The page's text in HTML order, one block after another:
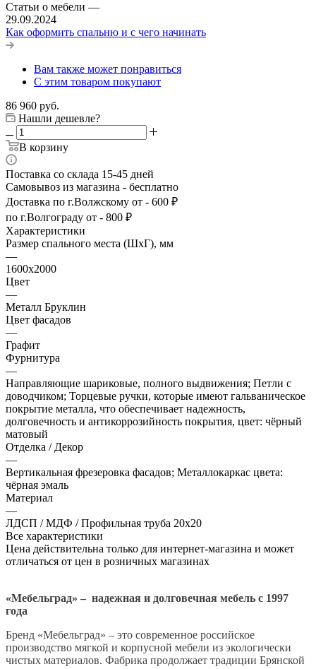
Статьи о мебели —
29.09.2024
Как оформить спальню и с чего начинать
Вам также может понравиться
С этим товаром покупают
86 960 руб.
Нашли дешевле?
В корзину
Поставка со склада 15-45 дней
Самовывоз из магазина - бесплатно
Доставка по г.Волжскому от - 600 ₽
по г.Волгограду от - 800 ₽
Характеристики
Размер спального места (ШхГ), мм
—
1600х2000
Цвет
—
Металл Бруклин
Цвет фасадов
—
Графит
Фурнитура
—
Направляющие шариковые, полного выдвижения; Петли с
доводчиком; Торцевые ручки, которые имеют гальваническое
покрытие металла, что обеспечивает надежность,
долговечность и антикоррозийность покрытия, цвет: чёрный
матовый
Отделка / Декор
—
Вертикальная фрезеровка фасадов; Металлокаркас цвета:
чёрная эмаль
Материал
—
ЛДСП / МДФ / Профильная труба 20х20
Все характеристики
Цена действительна только для интернет-магазина и может
отличаться от цен в розничных магазинах
«Мебельград» – надежная и долговечная мебель с 1997
года
Бренд «Мебельград» – это современное российское
производство мягкой и корпусной мебели из экологически
чистых материалов. Фабрика продолжает традиции Брянской